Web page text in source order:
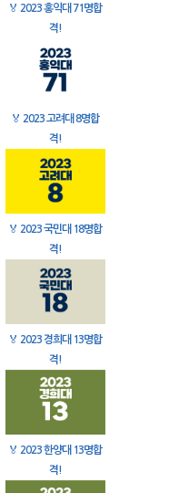
🏅 2023 홍익대 71명합
격!
🏅 2023 고려대 8명합
격!
🏅 2023 국민대 18명합
격!
🏅 2023 경희대 13명합
격!
🏅 2023 한양대 13명합
격!